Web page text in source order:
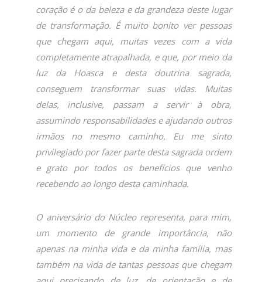
coração é o da beleza e da grandeza deste lugar
de transformação. É muito bonito ver pessoas
que chegam aqui, muitas vezes com a vida
completamente atrapalhada, e que, por meio da
luz da Hoasca e desta doutrina sagrada,
conseguem transformar suas vidas. Muitas
delas, inclusive, passam a servir à obra,
assumindo responsabilidades e ajudando outros
irmãos no mesmo caminho. Eu me sinto
privilegiado por fazer parte desta sagrada ordem
e grato por todos os benefícios que venho
recebendo ao longo desta caminhada.
O aniversário do Núcleo representa, para mim,
um momento de grande importância, não
apenas na minha vida e da minha família, mas
também na vida de tantas pessoas que chegam